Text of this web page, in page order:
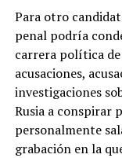
Para otro
penal podría
carrera política
acusaciones,
investigaciones
Rusia a conspirar
personalmente
grabación en la